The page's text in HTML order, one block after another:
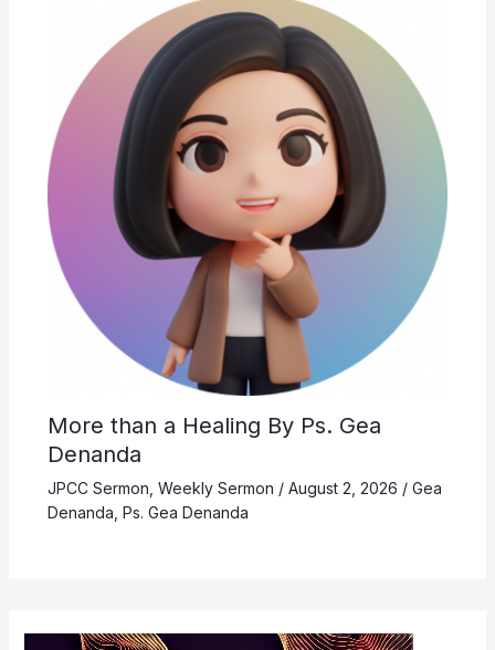
More than a Healing By Ps. Gea
Denanda
JPCC Sermon Weekly Sermon / August 2, 2026 / Gea
Denanda Ps. Gea Denanda